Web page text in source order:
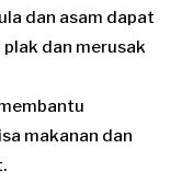
dan asam dapat
dan merusak
makanan dan